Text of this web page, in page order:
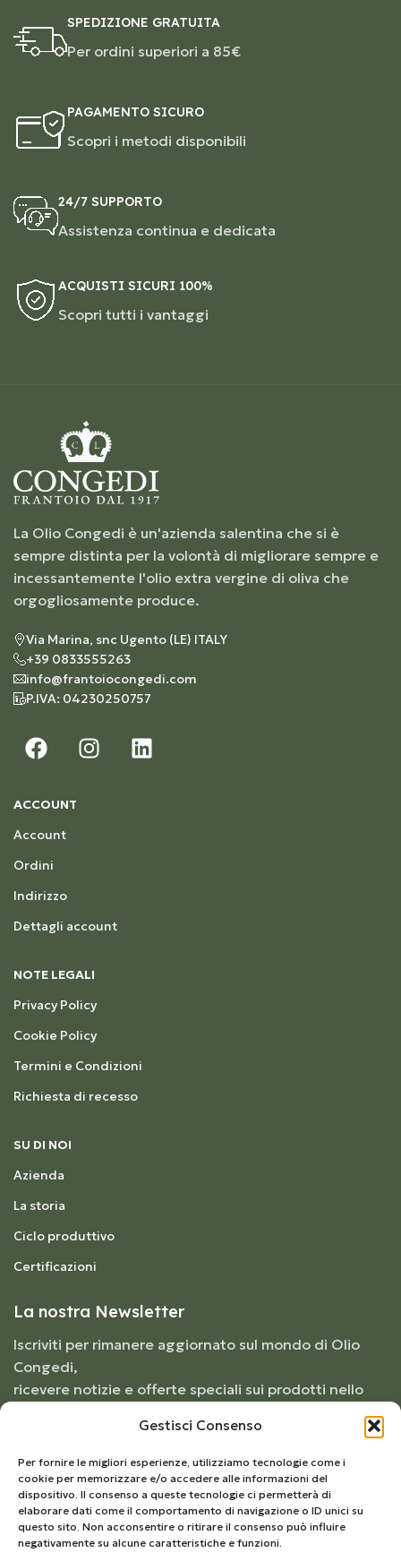
Gestisci Consenso
Per fornire le migliori esperienze, utilizziamo tecnologie come i
cookie per memorizzare e/o accedere alle informazioni del
dispositivo. Il consenso a queste tecnologie ci permetterà di
elaborare dati come il comportamento di navigazione o ID unici su
questo sito. Non acconsentire o ritirare il consenso può influire
negativamente su alcune caratteristiche e funzioni.
SPEDIZIONE GRATUITA
Per ordini superiori a 85€
PAGAMENTO SICURO
Scopri i metodi disponibili
24/7 SUPPORTO
Assistenza continua e dedicata
ACQUISTI SICURI 100%
Scopri tutti i vantaggi
La Olio Congedi è un'azienda salentina che si è
sempre distinta per la volontà di migliorare sempre e
incessantemente l'olio extra vergine di oliva che
orgogliosamente produce.
Via Marina, snc Ugento (LE) ITALY
+39 0833555263
info@frantoiocongedi.com
P.IVA: 04230250757
ACCOUNT
Account
Ordini
Indirizzo
Dettagli account
NOTE LEGALI
Privacy Policy
Cookie Policy
Termini e Condizioni
Richiesta di recesso
SU DI NOI
Azienda
La storia
Ciclo produttivo
Certificazioni
La nostra Newsletter
Iscriviti per rimanere aggiornato sul mondo di Olio
Congedi,
ricevere notizie e offerte speciali sui prodotti nello